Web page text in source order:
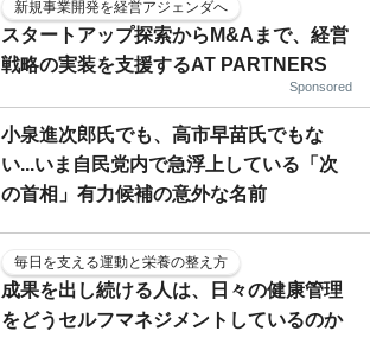
新規事業開発を経営アジェンダへ
スタートアップ探索からM&Aまで、経営
戦略の実装を支援するAT PARTNERS
Sponsored
小泉進次郎氏でも、高市早苗氏でもな
い...いま自民党内で急浮上している「次
の首相」有力候補の意外な名前
毎日を支える運動と栄養の整え方
成果を出し続ける人は、日々の健康管理
をどうセルフマネジメントしているのか